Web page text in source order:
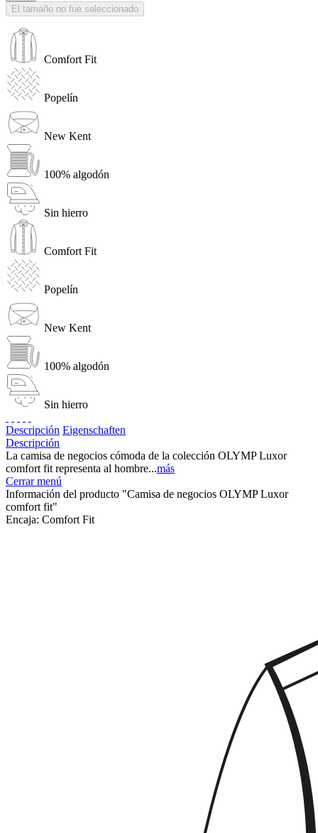
El tamaño no fue seleccionado
Comfort Fit
Popelín
New Kent
100% algodón
Sin hierro
Comfort Fit
Popelín
New Kent
100% algodón
Sin hierro
Descripción Eigenschaften
Descripción
La camisa de negocios cómoda de la colección OLYMP Luxor
comfort fit representa al hombre...más
Cerrar menú
Información del producto "Camisa de negocios OLYMP Luxor
comfort fit"
Encaja: Comfort Fit